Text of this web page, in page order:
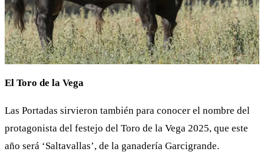
El Toro de la Vega
Las Portadas sirvieron también para conocer el nombre del
protagonista del festejo del Toro de la Vega 2025, que este
año será ‘Saltavallas’, de la ganadería Garcigrande.